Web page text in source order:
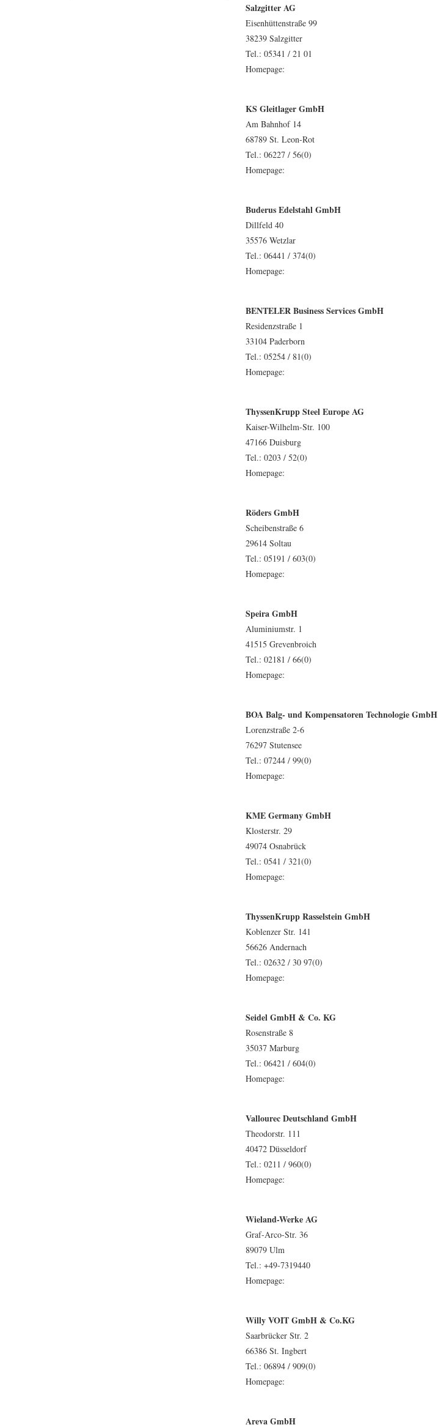
Salzgitter AG
Eisenhüttenstraße 99
38239 Salzgitter
Tel.: 05341 / 21 01
Homepage:
KS Gleitlager GmbH
Am Bahnhof 14
68789 St. Leon-Rot
Tel.: 06227 / 56(0)
Homepage:
Buderus Edelstahl GmbH
Dillfeld 40
35576 Wetzlar
Tel.: 06441 / 374(0)
Homepage:
BENTELER Business Services GmbH
Residenzstraße 1
33104 Paderborn
Tel.: 05254 / 81(0)
Homepage:
ThyssenKrupp Steel Europe AG
Kaiser-Wilhelm-Str. 100
47166 Duisburg
Tel.: 0203 / 52(0)
Homepage:
Röders GmbH
Scheibenstraße 6
29614 Soltau
Tel.: 05191 / 603(0)
Homepage:
Speira GmbH
Aluminiumstr. 1
41515 Grevenbroich
Tel.: 02181 / 66(0)
Homepage:
BOA Balg- und Kompensatoren Technologie GmbH
Lorenzstraße 2-6
76297 Stutensee
Tel.: 07244 / 99(0)
Homepage:
KME Germany GmbH
Klosterstr. 29
49074 Osnabrück
Tel.: 0541 / 321(0)
Homepage:
ThyssenKrupp Rasselstein GmbH
Koblenzer Str. 141
56626 Andernach
Tel.: 02632 / 30 97(0)
Homepage:
Seidel GmbH & Co. KG
Rosenstraße 8
35037 Marburg
Tel.: 06421 / 604(0)
Homepage:
Vallourec Deutschland GmbH
Theodorstr. 111
40472 Düsseldorf
Tel.: 0211 / 960(0)
Homepage:
Wieland-Werke AG
Graf-Arco-Str. 36
89079 Ulm
Tel.: +49-7319440
Homepage:
Willy VOIT GmbH & Co.KG
Saarbrücker Str. 2
66386 St. Ingbert
Tel.: 06894 / 909(0)
Homepage:
Areva GmbH